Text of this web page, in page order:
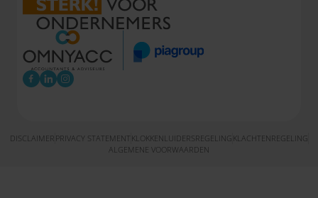
DISCLAIMER PRIVACY STATEMENT KLOKKENLUIDERSREGELING KLACHTENREGELING
ALGEMENE VOORWAARDEN